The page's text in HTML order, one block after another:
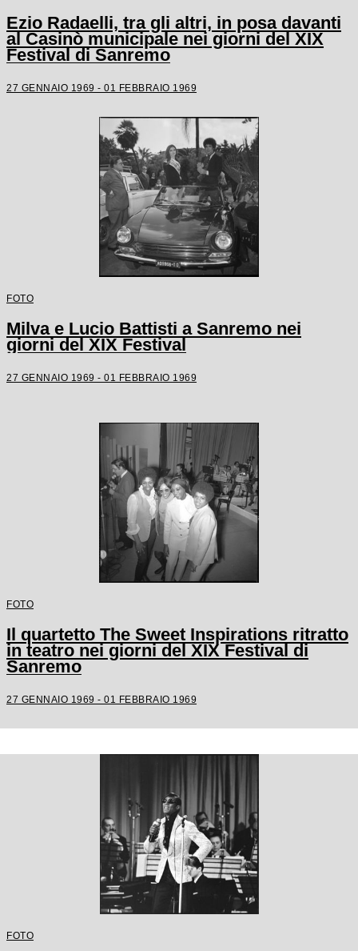
Ezio Radaelli, tra gli altri, in posa davanti
al Casinò municipale nei giorni del XIX
Festival di Sanremo
27 GENNAIO 1969 - 01 FEBBRAIO 1969
FOTO
Milva e Lucio Battisti a Sanremo nei
giorni del XIX Festival
27 GENNAIO 1969 - 01 FEBBRAIO 1969
FOTO
Il quartetto The Sweet Inspirations ritratto
in teatro nei giorni del XIX Festival di
Sanremo
27 GENNAIO 1969 - 01 FEBBRAIO 1969
FOTO